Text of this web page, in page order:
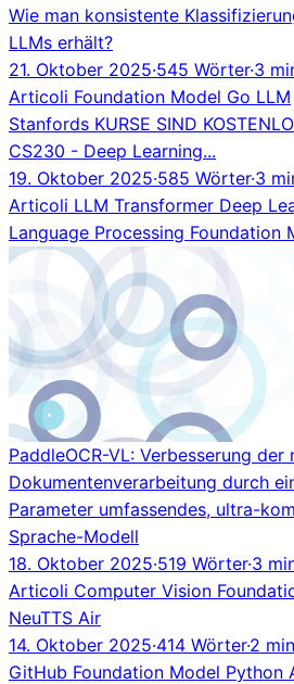
Wie man konsistente
LLMs erhält?
21. Oktober 2025·545 Wörter·3
Articoli Foundation Model Go LLM
Stanfords KURSE SIND
CS230 - Deep Learning...
19. Oktober 2025·585 Wörter·3
Articoli LLM Transformer Deep
Language Processing Foundation
PaddleOCR-VL: Verbesserung der
Dokumentenverarbeitung durch
Parameter umfassendes, ultra-
Sprache-Modell
18. Oktober 2025·519 Wörter·3
Articoli Computer Vision
NeuTTS Air
14. Oktober 2025·414 Wörter·2 min
GitHub Foundation Model Python